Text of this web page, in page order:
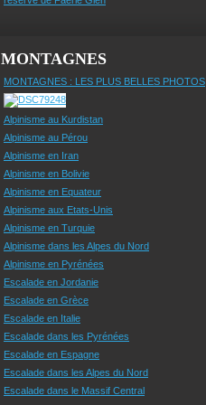
MONTAGNES
MONTAGNES : LES PLUS BELLES PHOTOS
Alpinisme au Kurdistan
Alpinisme au Pérou
Alpinisme en Iran
Alpinisme en Bolivie
Alpinisme en Equateur
Alpinisme aux Etats-Unis
Alpinisme en Turquie
Alpinisme dans les Alpes du Nord
Alpinisme en Pyrénées
Escalade en Jordanie
Escalade en Grèce
Escalade en Italie
Escalade dans les Pyrénées
Escalade en Espagne
Escalade dans les Alpes du Nord
Escalade dans le Massif Central